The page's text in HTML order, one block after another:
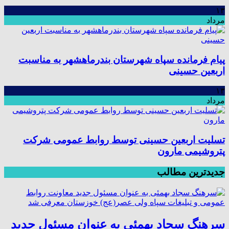
۱۳
مرداد
پیام فرمانده سپاه شهرستان بندرماهشهر به مناسبت
اربعین حسینی
۱۳
مرداد
تسلیت اربعین حسینی توسط روابط عمومی شرکت
پتروشیمی مارون
جدیدترین مطالب
سرهنگ سجاد بهمئی به عنوان مسئول جدید